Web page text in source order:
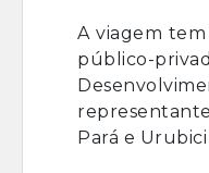
A viagem
público-
Pará e